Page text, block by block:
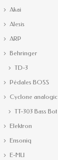
Akai
Alesis
ARP
Behringer
TD-3
Pédales BOSS
Cyclone analogic
TT-303 Bass Bot
Elektron
Ensoniq
E-MU